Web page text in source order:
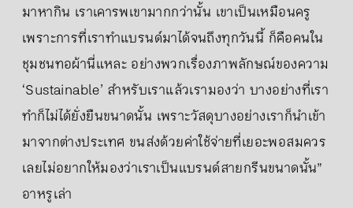
มาหากิน เราเคารพเขามากกว่านั้น เขาเป็นเหมือนครู
เพราะการที่เราทำแบรนด์มาได้จนถึงทุกวันนี้ ก็คือคนใน
ชุมชนทอผ้านี่แหละ อย่างพวกเรื่องภาพลักษณ์ของความ
‘Sustainable’ สำหรับเราแล้วเรามองว่า บางอย่างที่เรา
ทำก็ไม่ได้ยั่งยืนขนาดนั้น เพราะวัสดุบางอย่างเราก็นำเข้า
มาจากต่างประเทศ ขนส่งด้วยค่าใช้จ่ายที่เยอะพอสมควร
เลยไม่อยากให้มองว่าเราเป็นแบรนด์สายกรีนขนาดนั้น”
อาหรูเล่า